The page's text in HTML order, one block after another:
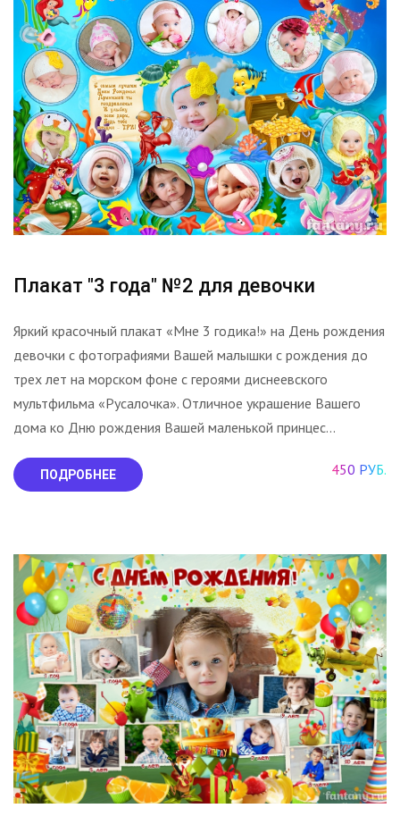
Плакат "3 года" №2 для девочки
Яркий красочный плакат «Мне 3 годика!» на День рождения
девочки с фотографиями Вашей малышки с рождения до
трех лет на морском фоне с героями диснеевского
мультфильма «Русалочка». Отличное украшение Вашего
дома ко Дню рождения Вашей маленькой принцес...
ПОДРОБНЕЕ 450 РУБ.